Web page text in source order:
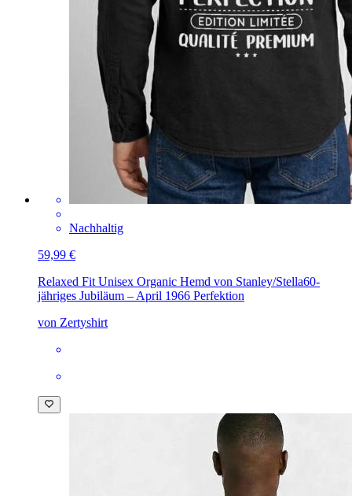
Nachhaltig
59,99 €
Relaxed Fit Unisex Organic Hemd von Stanley/Stella60-
jähriges Jubiläum – April 1966 Perfektion
von Zertyshirt